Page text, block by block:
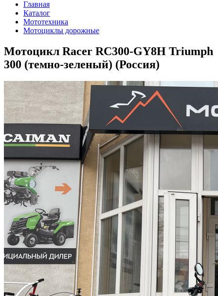
Главная
Каталог
Мототехника
Мотоциклы дорожные
Мотоцикл Racer RC300-GY8H Triumph
300 (темно-зеленый) (Россия)